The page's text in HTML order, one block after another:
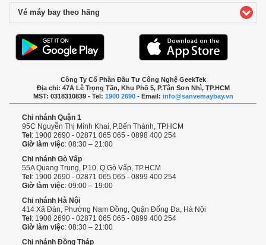
Vé máy bay theo hãng
Công Ty Cổ Phần Đầu Tư Công Nghệ GeekTek
Địa chỉ: 47A Lê Trọng Tấn, Khu Phố 5, P.Tân Sơn Nhì, TP.HCM
MST: 0318310839 - Tel: 1900 2690- Email: info@sanvemaybay.vn
Chi nhánh Quận 1
95C Nguyễn Thị Minh Khai, P.Bến Thành, TP.HCM
Tel: 1900 2690 - 02871 065 065 - 0898 400 254
Giờ làm việc: 08:30 – 21:00
Chi nhánh Gò Vấp
55A Quang Trung, P.10, Q.Gò Vấp, TP.HCM
Tel: 1900 2690 - 02871 065 065 - 0899 400 254
Giờ làm việc: 09:00 – 19:00
Chi nhánh Hà Nội
414 Xã Đàn, Phường Nam Đồng, Quận Đống Đa, Hà Nội
Tel: 1900 2690 - 02871 065 065 - 0899 400 254
Giờ làm việc: 08:30 – 21:00
Chi nhánh Đồng Tháp